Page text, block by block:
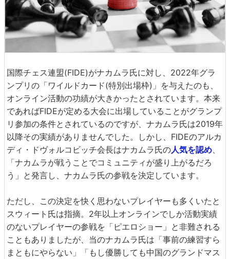
国際チェス連盟(FIDE)がナカムラ氏に対し、2022年グラ
ンプリの「ワイルドカード(特別出場枠)」を与えたのも、
オンライン活動の功績が大きかったとされています。本来
であればFIDEが定める大会に出場していることがグランプ
リ参加の条件とされているのですが、ナカムラ氏は2019年
以降その実績がありませんでした。しかし、FIDEのアルカ
ディ・ドヴォルコビッチ会長はナカムラ氏の人気を認め
「ナカムラが戦うことでコミュニティが盛り上がるだろ
う」と発言し、ナカムラ氏の参戦を決定しています。
ただし、この決定を快く思わないプレイヤーも多くいたと
スウィート氏は指摘。2年以上オンラインでしか活動実績
のないプレイヤーの参戦を「ピエロショー」と非難される
こともありましたが、当のナカムラ氏は「事前の練習すら
まともにやらない」「もし優勝しても中国のグランドマス